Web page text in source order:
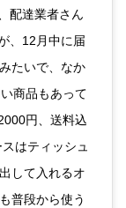
配達業者さん
、12月中に届
たいで、なか
商品もあって
円、送料込
はティッシュ
して入れるオ
普段から使う